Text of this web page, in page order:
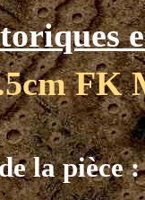
FK
la pièce :